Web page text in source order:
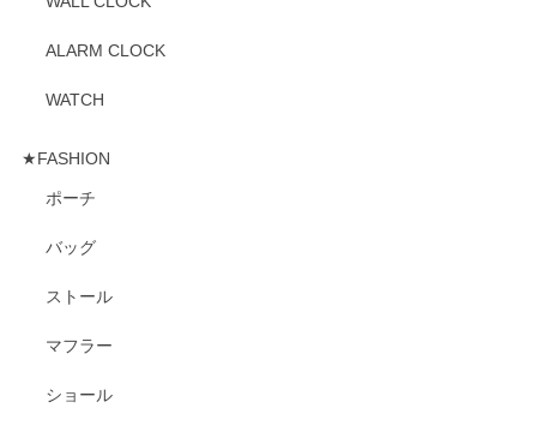
ALARM CLOCK
WATCH
★FASHION
ポーチ
バッグ
ストール
マフラー
ショール